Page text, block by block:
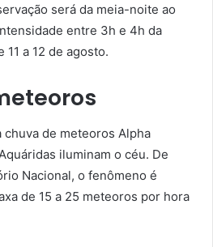
será da meia-noite ao
entre 3h e 4h da
11 a 12 de agosto.
chuva de meteoros Alpha
iluminam o céu. De
Nacional, o fenômeno é
de 15 a 25 meteoros por hora